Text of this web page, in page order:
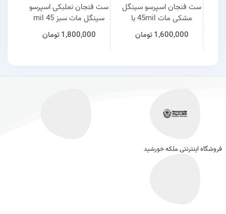
ست فنجان اسپرسو سینگل
مشکی مات 45mil با
کیفیت مدل مهتاب
1,600,000تومان
ست فنجان نعلبکی اسپرسو
سینگل مات سبز 45 mil
مدل الانا
1,800,000تومان
فروشگاه اینترنتی ملکه خورشید